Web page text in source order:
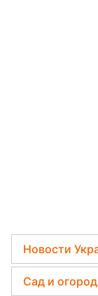
Новости
Телеграм
Сад и огород